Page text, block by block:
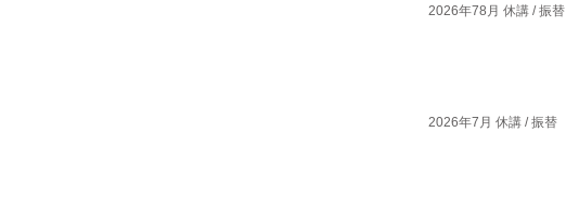
2026年78月 休講 / 振替
2026年7月 休講 / 振替